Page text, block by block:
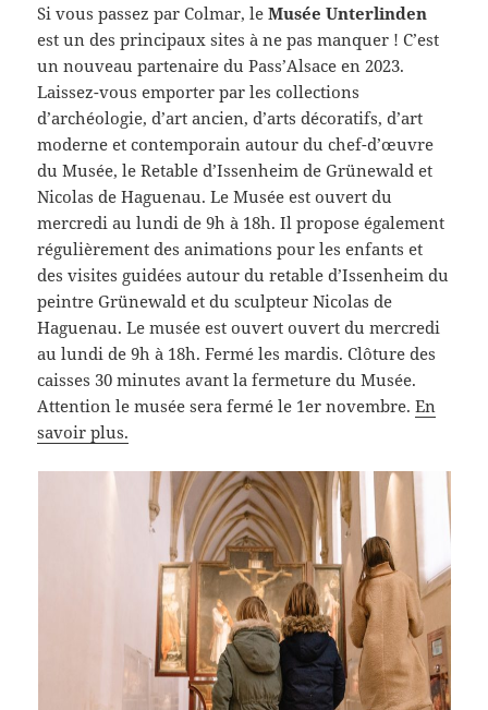
Si vous passez par Colmar, leMusée Unterlinden
est un des principaux sites à ne pas manquer ! C’est
un nouveau partenaire du Pass’Alsace en 2023.
Laissez-vous emporter par les collections
d’archéologie, d’art ancien, d’arts décoratifs, d’art
moderne et contemporain autour du chef-d’œuvre
du Musée, le Retable d’Issenheim de Grünewald et
Nicolas de Haguenau. Le Musée est ouvert du
mercredi au lundi de 9h à 18h. Il propose également
régulièrement des animations pour les enfants et
des visites guidées autour du retable d’Issenheim du
peintre Grünewald et du sculpteur Nicolas de
Haguenau. Le musée est ouvert ouvert du mercredi
au lundi de 9h à 18h. Fermé les mardis. Clôture des
caisses 30 minutes avant la fermeture du Musée.
Attention le musée sera fermé le 1er novembre.En
savoir plus.